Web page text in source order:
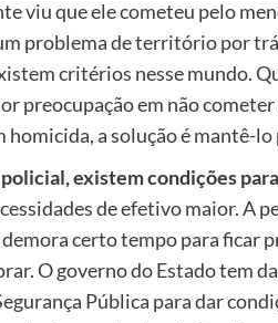
viu que ele cometeu pelo
problema de território por
critérios nesse mundo.
preocupação em não
homicida, a solução é mantê-
existem condições
de efetivo maior. A
certo tempo para ficar
O governo do Estado tem
Pública para dar